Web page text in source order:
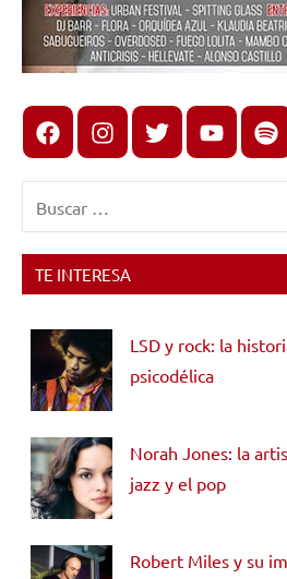
FacebookInstagram
X youtube
TE INTERESA
LSD y rock: la
psicodélica
Norah Jones: la
jazz y el pop
Robert Miles y su